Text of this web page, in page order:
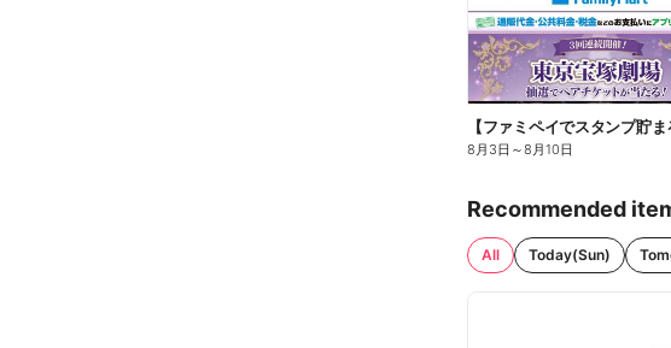
8月3日 ～8月10日
Recommended
All Today(Sun)